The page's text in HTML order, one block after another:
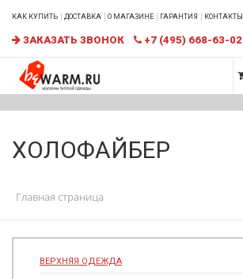
КАК КУПИТЬ ДОСТАВКА О МАГАЗИНЕ ГАРАНТИЯ КОНТАКТЫ
ЗАКАЗАТЬ ЗВОНОК +7 (495) 668-63-02
ХОЛОФАЙБЕР
Главная страница
ВЕРХНЯЯ ОДЕЖДА